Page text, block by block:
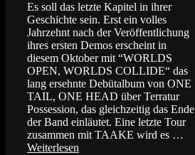
Es soll das letzte Kapitel in ihrer
Geschichte sein. Erst ein volles
Jahrzehnt nach der Veröffentlichung
ihres ersten Demos erscheint in
diesem Oktober mit “WORLDS
OPEN, WORLDS COLLIDE“ das
lang ersehnte Debütalbum von ONE
TAIL, ONE HEAD über Terratur
Possession, das gleichzeitig das Ende
der Band einläutet. Eine letzte Tour
zusammen mit TAAKE wird es …
Weiterlesen